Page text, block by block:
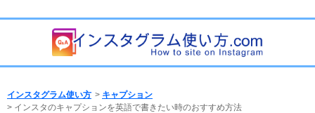
インスタグラム使い方 > キャプション
> インスタのキャプションを英語で書きたい時のおすすめ方法